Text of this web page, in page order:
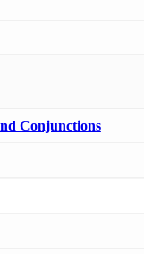
Conjunctions